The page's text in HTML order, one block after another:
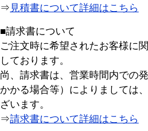
⇒ 見積書について詳細はこちら
■請求書について
ご注文時に希望されたお客様に
しております。
尚、請求書は、営業時間内での
かかる場合等）によりましては
ざいます。
⇒請求書について詳細はこちら